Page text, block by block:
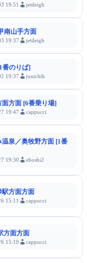
19:51 jettleigh
南山手方面
19:37 jettleigh
番のりば]
19:37 junichih
面方面 [6番乗り場]
19:47 cappucci
温泉／奥牧野方面 [1番
19:30 eboshi2
駅方面方面
15:11 cappucci
方面方面
15:10 cappucci